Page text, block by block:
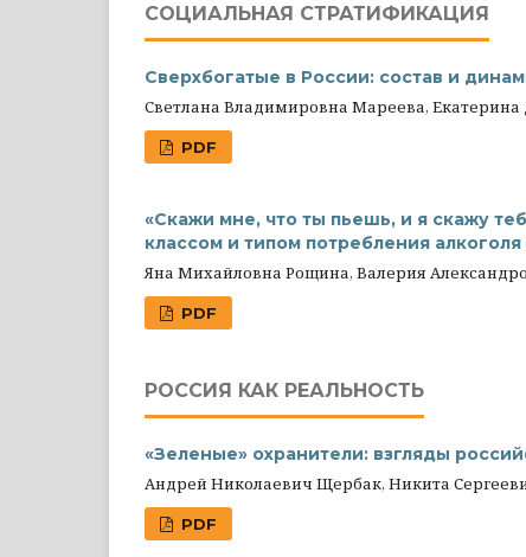
СОЦИАЛЬНАЯ СТРАТИФИКАЦИЯ
Сверхбогатые в России: состав и
Светлана Владимировна Мареева,
PDF
«Скажи мне, что ты пьешь, и я скажу
классом и типом потребления алкоголя
Яна Михайловна Рощина, Валерия
PDF
РОССИЯ КАК РЕАЛЬНОСТЬ
«Зеленые» охранители: взгляды
Андрей Николаевич Щербак, Никита
PDF